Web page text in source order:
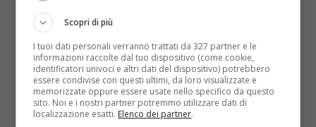
A Pasqua si possono ricevere troppe uova di
cioccolata e alcune possono non essere di nostro
gradimento....
Read More
Scopri di più
I tuoi dati personali verranno trattati da 327 partner e le
informazioni raccolte dal tuo dispositivo (come cookie,
identificatori univoci e altri dati del dispositivo) potrebbero
essere condivise con questi ultimi, da loro visualizzate e
memorizzate oppure essere usate nello specifico da questo
sito. Noi e i nostri partner potremmo utilizzare dati di
localizzazione esatti. Elenco dei partner.